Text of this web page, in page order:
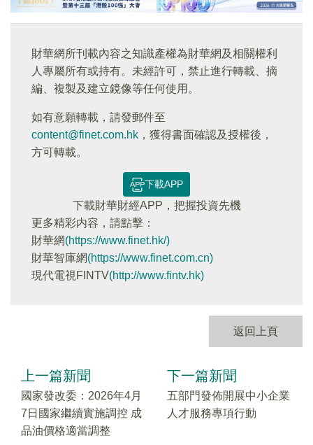
財華網所刊載內容之知識產權為財華網及相關權利
人專屬所有或持有。未經許可，禁止進行轉載、摘
編、複製及建立鏡像等任何使用。
如有意願轉載，請發郵件至
content@finet.com.hk ，獲得書面確認及授權後，
方可轉載。
下載APP
下載財華財經APP，把握投資先機
更多精彩内容，請點擊：
財華網(https://www.finet.hk/)
財華智庫網(https://www.finet.com.cn)
現代電視FINTV(http://www.fintv.hk)
返回上頁
上一篇新聞
國家發改委：2026年4月
7日國家繼續實施調控 成
品油價格適當調整
下一篇新聞
五部門發佈開展中小企業
人才服務專項行動